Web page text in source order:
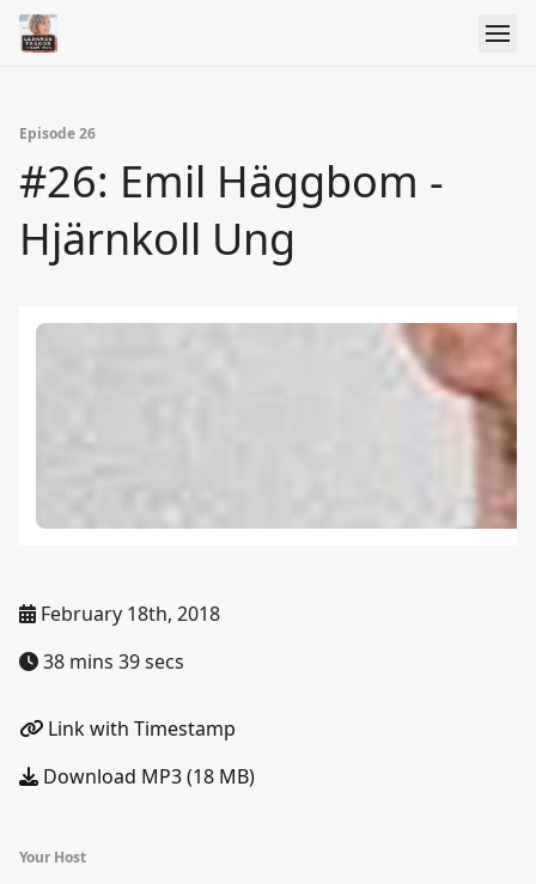
Episode 26
#26: Emil Häggbom -
Hjärnkoll Ung
February 18th, 2018
38 mins 39 secs
Link with Timestamp
Download MP3 (18 MB)
Your Host